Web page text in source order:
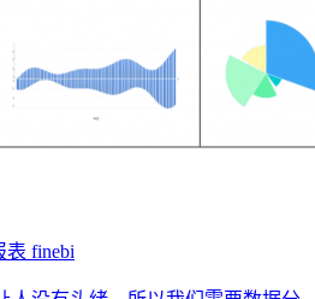
表 finebi